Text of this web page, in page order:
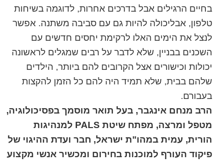
בחיים הרגילים אבל בדרכים אחרות, לדוגמה בשיחות
טלפון, אבליכולה להיות גם עם סביבה משתנה. אפשר
לנצל את הימים האלו לרקימת יחסים חדשים עם
השכנים בבניין, שלא לדבר על רבים שמגלים לראשונה
יכולות וכישורים אצל הקרובים להם ביותר, הילדים
שלהם בבית, שלא תמיד היה להם כל הזמן להקצות
בעבורם.
הרב מנחם אינגבר, בעל תואר מוסמך בפסיכולוגיה,
מטפל ומרצה, מפתח שיטת PALS למנהיגות
הורית, עמית במהו"ת ישראל, חבר ועדת ההיגוי של
פיקוד העורף למוכנות בחירום ומכשיר אנשי מקצוע